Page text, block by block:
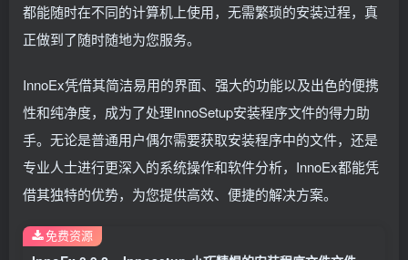
都能随时在不同的计算机上使用，无需繁琐的安装过程，真
正做到了随时随地为您服务。
InnoEx凭借其简洁易用的界面、强大的功能以及出色的便携
性和纯净度，成为了处理InnoSetup安装程序文件的得力助
手。无论是普通用户偶尔需要获取安装程序中的文件，还是
专业人士进行更深入的系统操作和软件分析，InnoEx都能凭
借其独特的优势，为您提供高效、便捷的解决方案。
免费资源